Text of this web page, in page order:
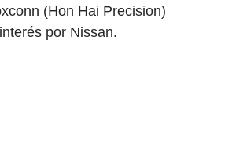
(Hon Hai Precision)
por Nissan.